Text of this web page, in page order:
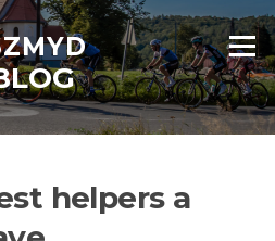
Menu
helpers a